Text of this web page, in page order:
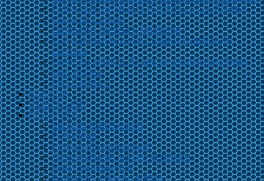
Producción de Música Electrónica con Ableton
Curso de Cubase
Grabación, Mezcla y Mastering
Composición Musical Creativa Exploración
Creativa
Creación artística. El arte de escribir canciones
One To One
Más Cursos…
AGENDA
VIDEOCLIPS
SERVICIOS
Músicos para eventos
Publicidad
Producción audiovisual
Asesoramiento jurídico al músico
Road management
Ilustración y diseño gráfico